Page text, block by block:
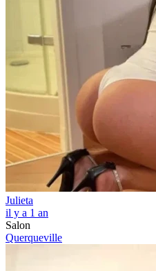
Julieta
il y a 1 an
Salon
Querqueville